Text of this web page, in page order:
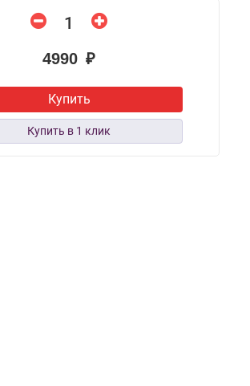
4990 ₽
Купить